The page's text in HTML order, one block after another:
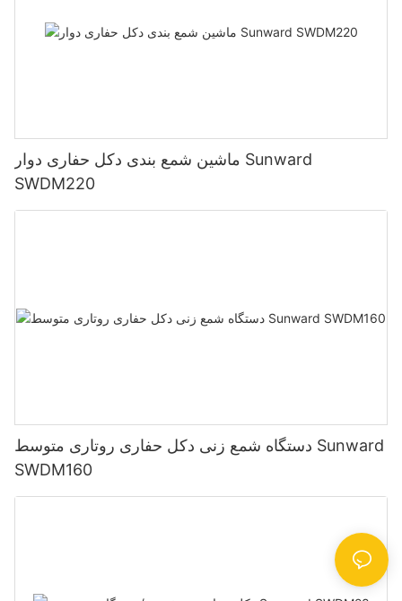
ماشین شمع بندی دکل حفاری دوار Sunward
SWDM220
دستگاه شمع زنی دکل حفاری روتاری متوسط ​​Sunward
SWDM160